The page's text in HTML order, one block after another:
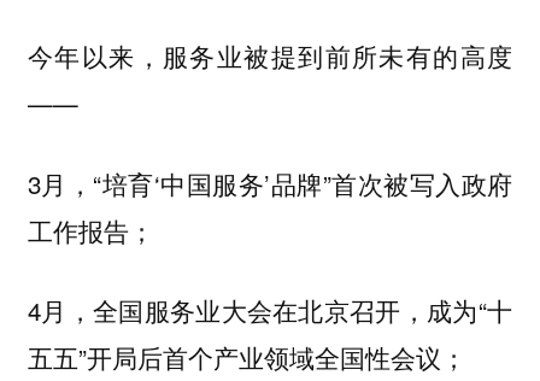
今年以来，服务业被提到前所未有的高度
——
3月，“培育‘中国服务’品牌”首次被写入政府
工作报告；
4月，全国服务业大会在北京召开，成为“十
五五”开局后首个产业领域全国性会议；